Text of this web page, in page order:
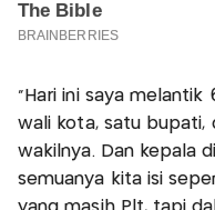
"Hari ini saya melantik
wali kota, satu bupati,
wakilnya. Dan kepala
semuanya kita isi